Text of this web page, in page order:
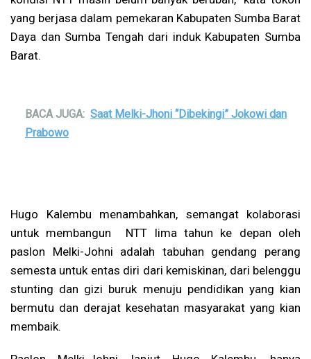
yang berjasa dalam pemekaran Kabupaten Sumba Barat
Daya dan Sumba Tengah dari induk Kabupaten Sumba
Barat.
BACA JUGA: Saat Melki-Jhoni “Dibekingi” Jokowi dan
Prabowo
Hugo Kalembu menambahkan, semangat kolaborasi
untuk membangun NTT lima tahun ke depan oleh
paslon Melki-Johni adalah tabuhan gendang perang
semesta untuk entas diri dari kemiskinan, dari belenggu
stunting dan gizi buruk menuju pendidikan yang kian
bermutu dan derajat kesehatan masyarakat yang kian
membaik.